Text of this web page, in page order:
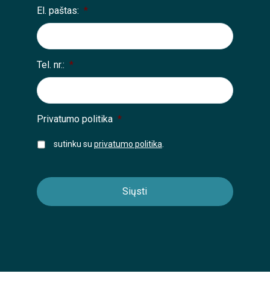
El. paštas: *
Tel. nr.: *
Privatumo politika *
sutinku su privatumo politika